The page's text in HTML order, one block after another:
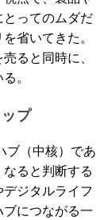
ってのムダだ
省いてきた。
ると同時に、
。
プ
ブ（中核）であ
ると判断する
ジタルライフ
につながる一